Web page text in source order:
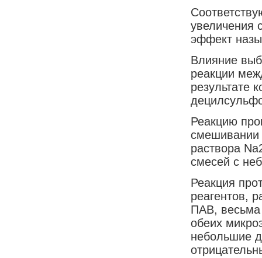
увеличения
эффект
Влияние
реакции
результате
Реакцию
смешивании
раствора
смесей с
Реакция
реагентов,
ПАВ, весьма
обеих
небольшие